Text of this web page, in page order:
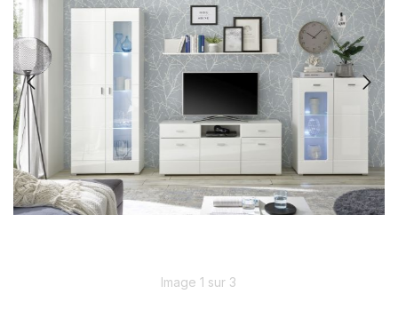
Image 1 sur 3